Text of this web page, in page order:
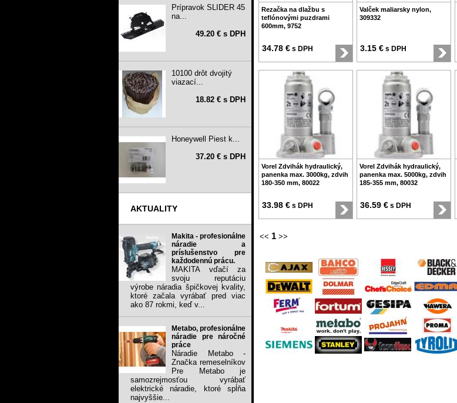
Prípravok SLIDER 45
na...
49.20 € s DPH
10100 drôt dvojitý
viazací...
18.82 € s DPH
Honeywell Piest k...
37.20 € s DPH
AKTUALITY
Makita - profesionálne
náradie a
príslušenstvo pre
každodennú prácu.
MAKITA vďačí za
svoju reputáciu
výrobe náradia špičkovej kvality,
ktoré začala vyrábať pred viac
ako 87 rokmi, keď v...
Metabo, profesionálne
náradie pre náročné
práce
Náradie Metabo -
Značka remeselníkov
Pre Metabo je
samozrejmosťou vyrábať
elektrické náradie, ktoré spĺňa
najvyššie...
Rezačka na dlažbu s
teflónovými puzdrami
600mm, 9752
34.78 € s DPH
Valček maliarsky nylon,
309332
3.15 € s DPH
Vorel Zdvihák hydraulický,
panenka max. 3000kg, zdvih
180-350 mm, 80022
33.98 € s DPH
Vorel Zdvihák hydraulický,
panenka max. 5000kg, zdvih
185-355 mm, 80032
36.59 € s DPH
<< 1 >>